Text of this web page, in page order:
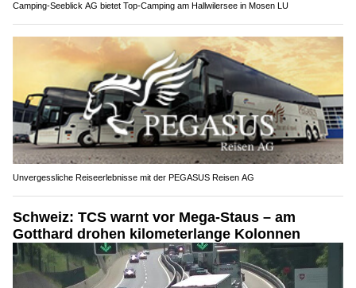
Camping-Seeblick AG bietet Top-Camping am Hallwilersee in Mosen LU
Unvergessliche Reiseerlebnisse mit der PEGASUS Reisen AG
Schweiz: TCS warnt vor Mega-Staus – am
Gotthard drohen kilometerlange Kolonnen